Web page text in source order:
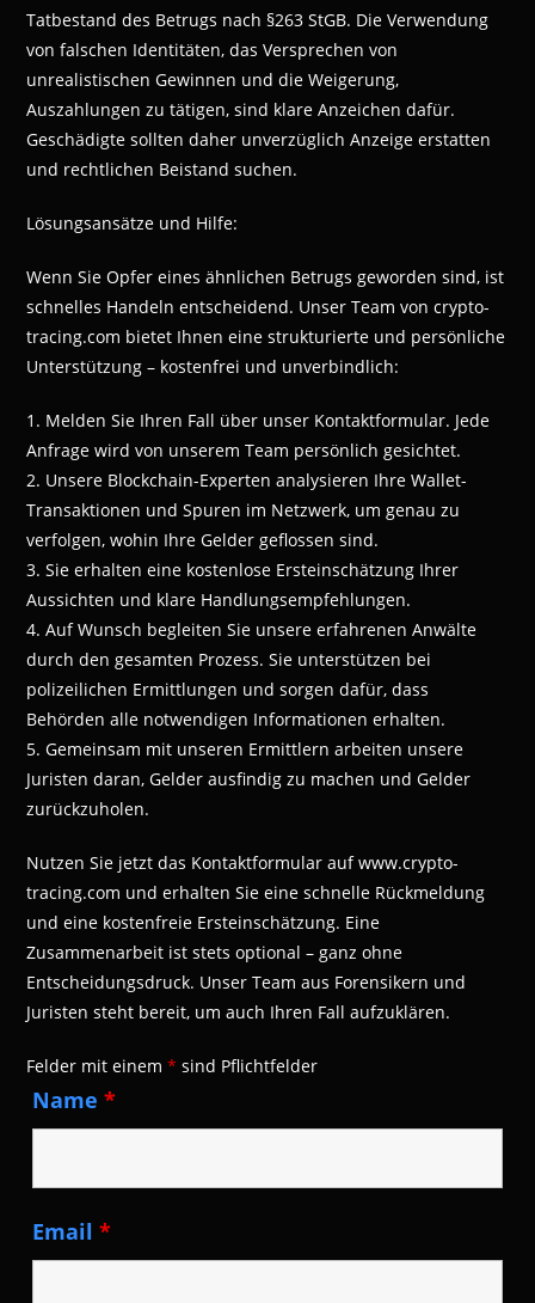
Tatbestand des Betrugs nach §263 StGB. Die Verwendung
von falschen Identitäten, das Versprechen von
unrealistischen Gewinnen und die Weigerung,
Auszahlungen zu tätigen, sind klare Anzeichen dafür.
Geschädigte sollten daher unverzüglich Anzeige erstatten
und rechtlichen Beistand suchen.
Lösungsansätze und Hilfe:
Wenn Sie Opfer eines ähnlichen Betrugs geworden sind, ist
schnelles Handeln entscheidend. Unser Team von crypto-
tracing.com bietet Ihnen eine strukturierte und persönliche
Unterstützung – kostenfrei und unverbindlich:
1. Melden Sie Ihren Fall über unser Kontaktformular. Jede
Anfrage wird von unserem Team persönlich gesichtet.
2. Unsere Blockchain-Experten analysieren Ihre Wallet-
Transaktionen und Spuren im Netzwerk, um genau zu
verfolgen, wohin Ihre Gelder geflossen sind.
3. Sie erhalten eine kostenlose Ersteinschätzung Ihrer
Aussichten und klare Handlungsempfehlungen.
4. Auf Wunsch begleiten Sie unsere erfahrenen Anwälte
durch den gesamten Prozess. Sie unterstützen bei
polizeilichen Ermittlungen und sorgen dafür, dass
Behörden alle notwendigen Informationen erhalten.
5. Gemeinsam mit unseren Ermittlern arbeiten unsere
Juristen daran, Gelder ausfindig zu machen und Gelder
zurückzuholen.
Nutzen Sie jetzt das Kontaktformular auf www.crypto-
tracing.com und erhalten Sie eine schnelle Rückmeldung
und eine kostenfreie Ersteinschätzung. Eine
Zusammenarbeit ist stets optional – ganz ohne
Entscheidungsdruck. Unser Team aus Forensikern und
Juristen steht bereit, um auch Ihren Fall aufzuklären.
Felder mit einem* sind Pflichtfelder
Name*
Email*